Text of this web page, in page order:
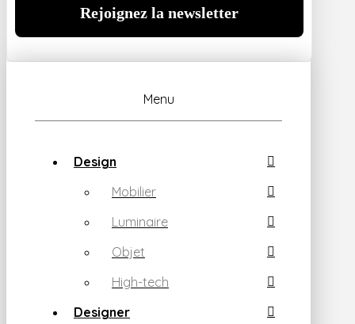
Menu
Design
Mobilier
Luminaire
Objet
High-tech
Designer